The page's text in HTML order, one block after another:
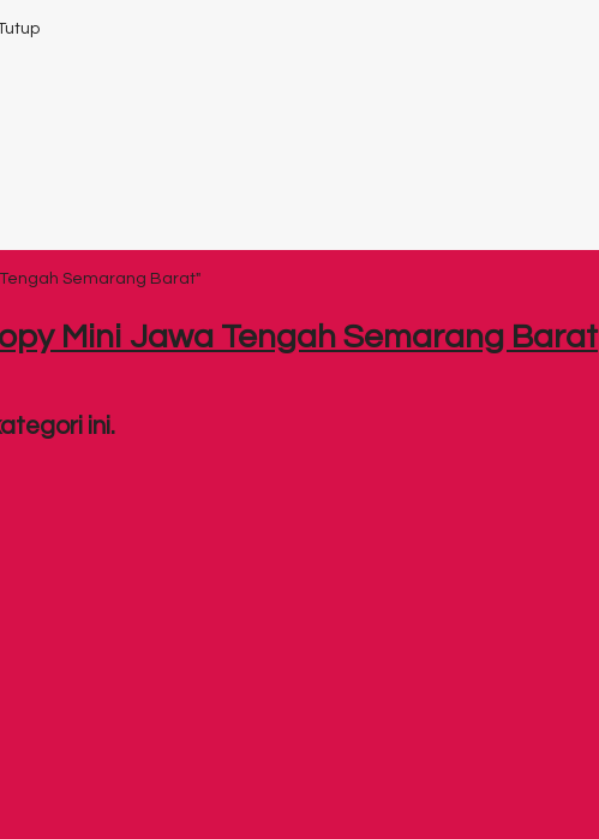
Semarang Barat"
Mini Jawa Tengah Semarang Barat
ini.